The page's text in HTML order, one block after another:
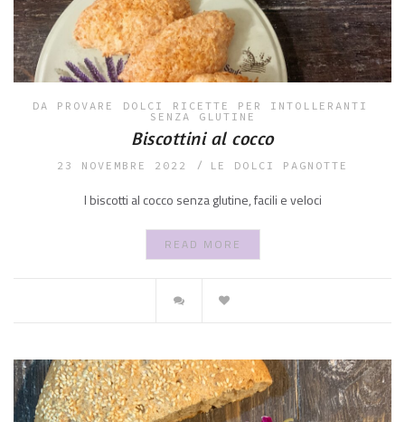
DA PROVARE DOLCI
RICETTE PER INTOLLERANTI
SENZA GLUTINE
Biscottini al cocco
23 NOVEMBRE 2022 LE DOLCI PAGNOTTE
I biscotti al cocco senza glutine, facili e veloci
READ MORE